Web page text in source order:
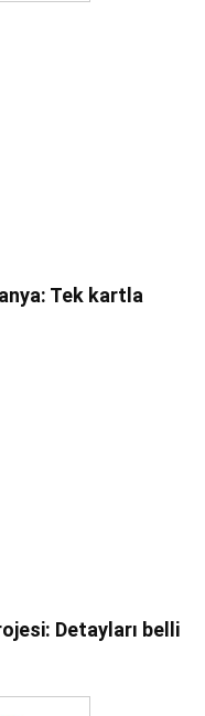
Tek kartla
Detayları belli